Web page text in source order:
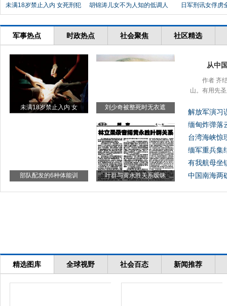
未满18岁禁止入内 女死刑犯 胡锦涛儿女不为人知的低调人 日军刑讯女俘虏